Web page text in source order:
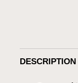
DESCRIPTION